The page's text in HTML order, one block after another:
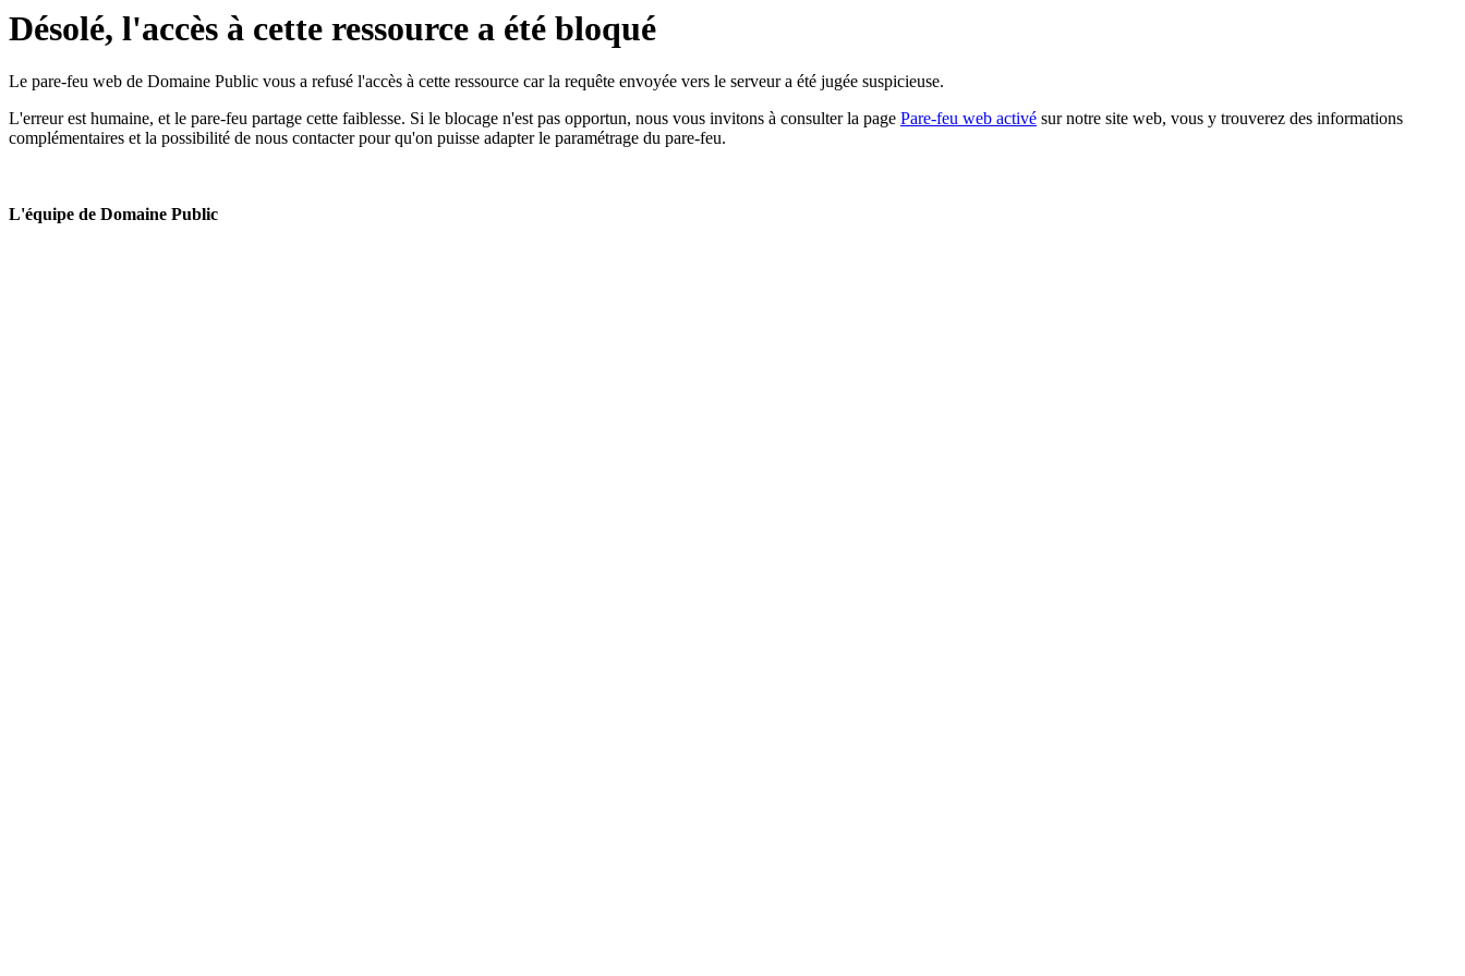
Désolé, l'accès à cette ressource a été bloqué
Le pare-feu web de Domaine Public vous a refusé l'accès à cette ressource car la requête envoyée vers le serveur a été jugée suspicieuse.
L'erreur est humaine, et le pare-feu partage cette faiblesse. Si le blocage n'est pas opportun, nous vous invitons à consulter la page Pare-feu web activé sur notre site web, vous y trouverez des informations
complémentaires et la possibilité de nous contacter pour qu'on puisse adapter le paramétrage du pare-feu.
L'équipe de Domaine Public